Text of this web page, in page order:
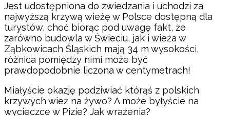
Jest udostępniona do zwiedzania i uchodzi za
najwyższą krzywą wieżę w Polsce dostępną dla
turystów, choć biorąc pod uwagę fakt, że
zarówno budowla w Świeciu, jak i wieża w
Ząbkowicach Śląskich mają 34 m wysokości,
różnica pomiędzy nimi może być
prawdopodobnie liczona w centymetrach!
Miałyście okazję podziwiać którąś z polskich
krzywych wież na żywo? A może byłyście na
wycieczce w Pizie? Jak wrażenia?